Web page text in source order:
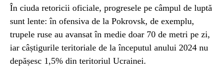
În ciuda retoricii oficiale, progresele pe câmpul de luptă
sunt lente: în ofensiva de la Pokrovsk, de exemplu,
trupele ruse au avansat în medie doar 70 de metri pe zi,
iar câștigurile teritoriale de la începutul anului 2024 nu
depășesc 1,5% din teritoriul Ucrainei.